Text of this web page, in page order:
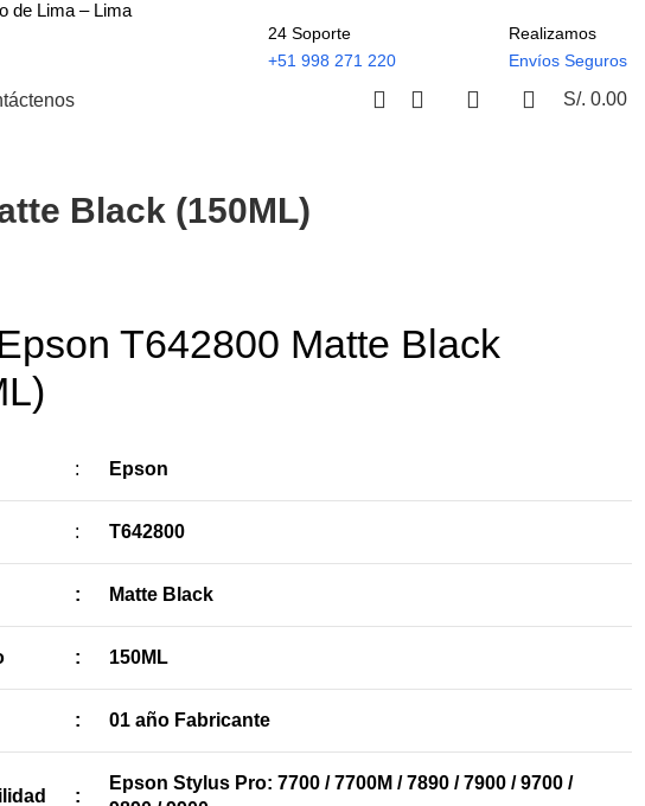
de Lima – Lima
24 Soporte
+51 998 271 220
Realizamos
Envíos Seguros
S/. 0.00
Black (150ML)
T642800 Matte Black
: Epson
: T642800
: Matte Black
: 150ML
: 01 año Fabricante
:
Epson Stylus Pro: 7700 / 7700M / 7890 / 7900 / 9700 /